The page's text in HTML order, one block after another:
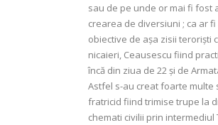
sau de pe unde or mai fi fost
crearea de diversiuni ; ca ar
obiective de așa zisii teroriști
nicaieri, Ceausescu fiind
încă din ziua de 22 și de
Astfel s-au creat foarte multe
fratricid fiind trimise trupe la
chemati civilii prin intermediul